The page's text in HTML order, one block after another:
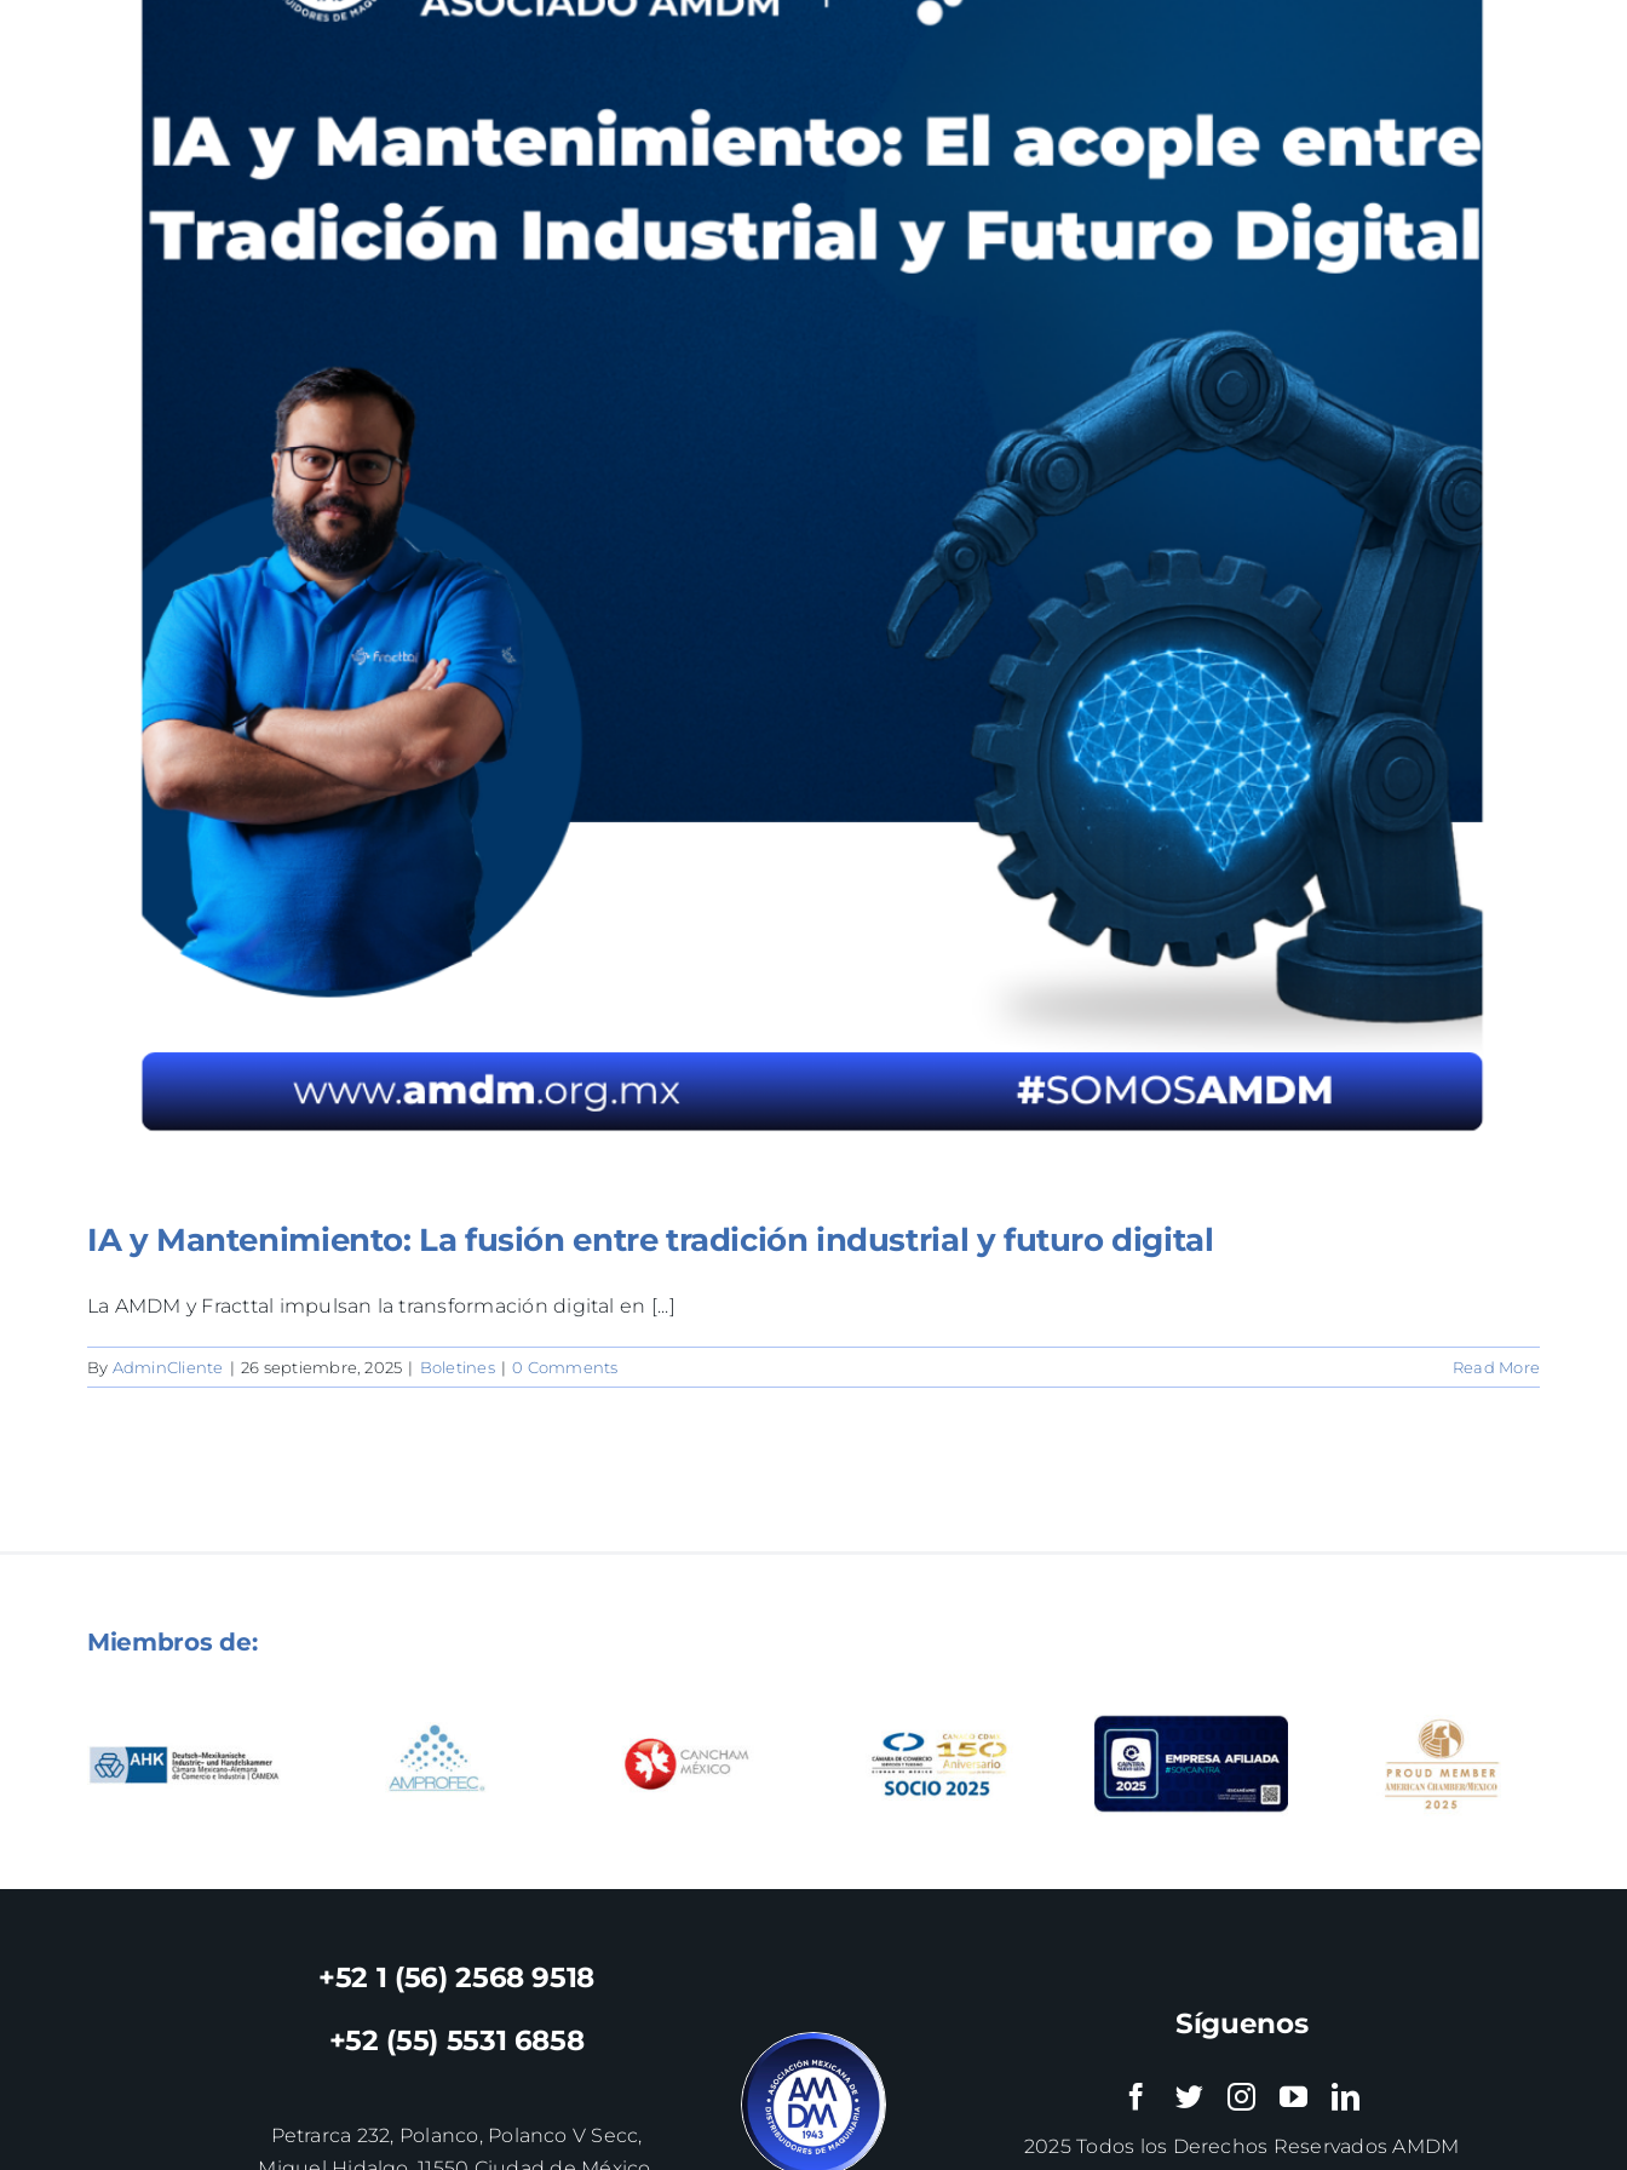
IA y Mantenimiento: La fusión entre tradición industrial y futuro digital
La AMDM y Fracttal impulsan la transformación digital en [...]
By AdminCliente | 26 septiembre, 2025 | Boletines | 0 Comments Read More
Miembros de:
+52 1 (56) 2568 9518
+52 (55) 5531 6858
Petrarca 232, Polanco, Polanco V Secc,
Síguenos
2025 Todos los Derechos Reservados AMDM